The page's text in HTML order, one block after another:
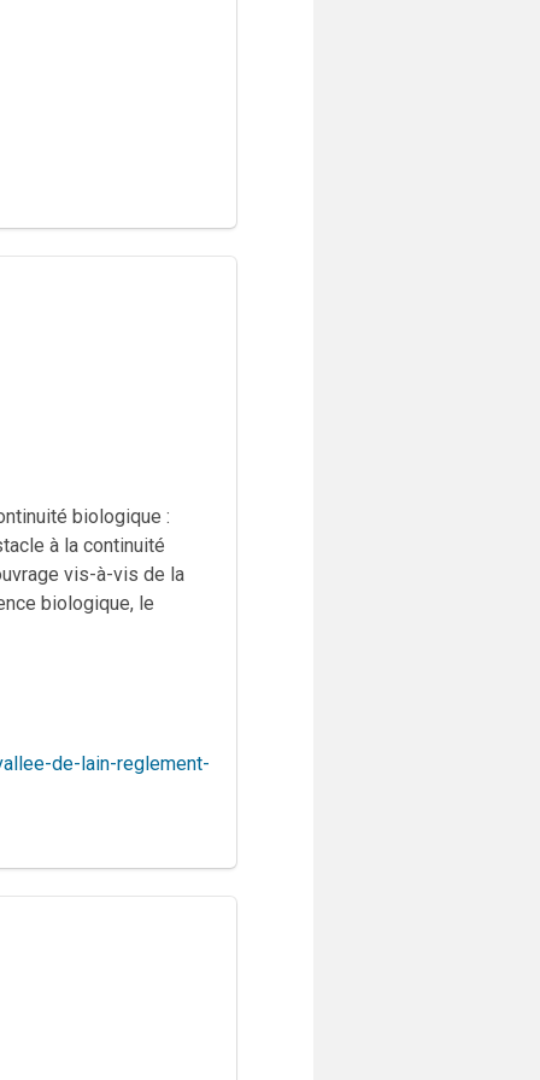
biologique :
à la continuité
vis-à-vis de la
biologique, le
de-lain-reglement-